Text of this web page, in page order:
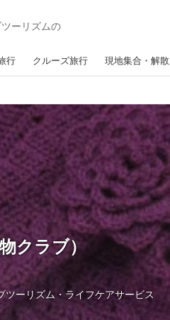
行 クルーズ旅行 現地集合・解散
クラブ）
ツーリズム・ライフケアサービス